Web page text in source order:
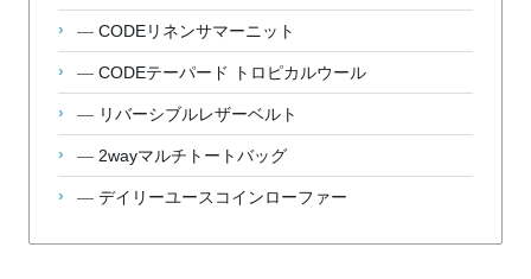
— CODEリネンサマーニット
— CODEテーパード トロピカルウール
— リバーシブルレザーベルト
— 2wayマルチトートバッグ
— デイリーユースコインローファー